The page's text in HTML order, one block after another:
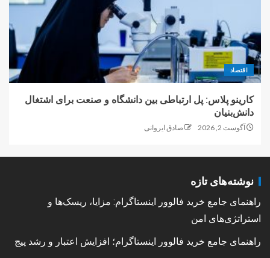
اقتصاد
کارینو پلاس: پل ارتباطی بین دانشگاه و صنعت برای اشتغال
دانش‌بنیان
آگوست 2, 2026 صادق ایروانی
نوشته‌های تازه
راهنمای جامع خرید فالوور اینستاگرام: مزایا، ریسک‌ها و
استراتژی‌های امن
راهنمای جامع خرید فالوور اینستاگرام؛ افزایش اعتبار و رشد پیج